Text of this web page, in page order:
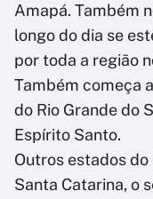
Amapá. Também
longo do dia se
por toda a região
Também começa
do Rio Grande do
Espírito Santo.
Outros estados
Santa Catarina, o